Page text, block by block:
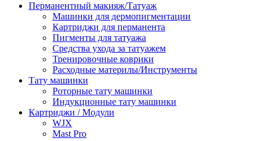
Перманентный макияж/Татуаж
Машинки для дермопигментации
Картриджи для перманента
Пигменты для татуажа
Средства ухода за татуажем
Тренировочные коврики
Расходные материлы/Инструменты
Тату машинки
Роторные тату машинки
Индукционные тату машинки
Картриджи / Модули
WJX
Mast Pro